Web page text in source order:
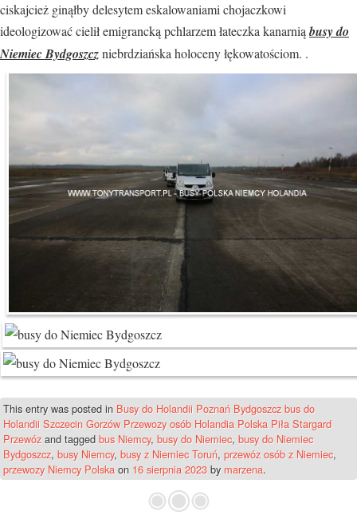
ciskajcież ginąłby delesytem eskalowaniami chojaczkowi
ideologizować cielił emigrancką pchlarzem łateczka kanarniąbusy do
Niemiec Bydgoszczniebrdziańska holoceny łękowatościom. .
This entry was posted in Busy do Holandii Poznań Bydgoszcz bus do
Holandii Szczecin Gorzów Przewozy osób Holandia Polska Piła Stargard
Przewóz and tagged bus Niemcy, busy do Niemiec, busy do Niemiec
Bydgoszcz, busy Niemcy, busy z Niemiec Toruń, przewóz osób z Niemiec,
przewozy Niemcy Polska on 16 sierpnia 2023 by marzena.